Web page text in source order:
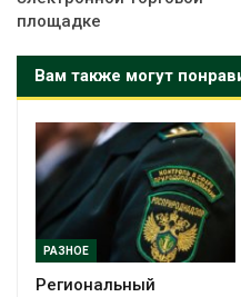
площадке
Вам также могут
РАЗНОЕ
Региональный